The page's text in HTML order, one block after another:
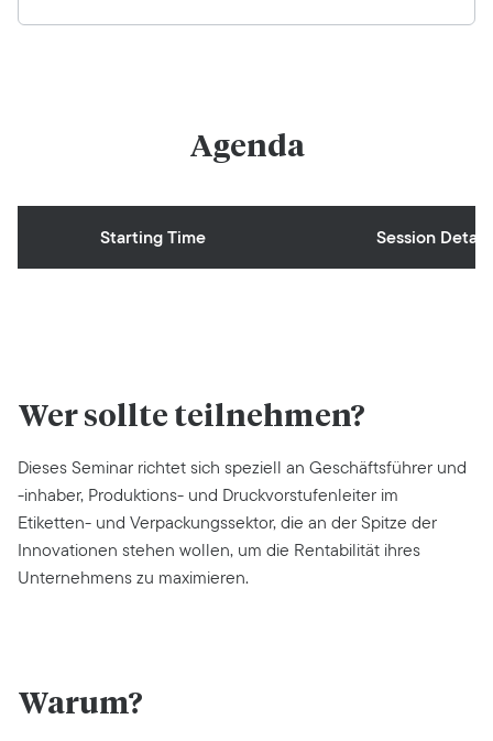
Agenda
Starting Time Session Details
Wer sollte teilnehmen?
Dieses Seminar richtet sich speziell an Geschäftsführer und
-inhaber, Produktions- und Druckvorstufenleiter im
Etiketten- und Verpackungssektor, die an der Spitze der
Innovationen stehen wollen, um die Rentabilität ihres
Unternehmens zu maximieren.
Warum?